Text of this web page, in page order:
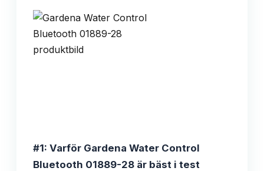
#1: Varför Gardena Water Control
Bluetooth 01889-28 är bäst i test